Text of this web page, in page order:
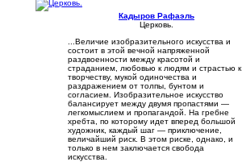
Кадыров Рафаэль
Церковь.
...Величие изобразительного искусства и
состоит в этой вечной напряженной
раздвоенности между красотой и
страданием, любовью к людям и страстью к
творчеству, мукой одиночества и
раздражением от толпы, бунтом и
согласием. Изобразительное искусство
балансирует между двумя пропастями —
легкомыслием и пропагандой. На гребне
хребта, по которому идет вперед большой
художник, каждый шаг — приключение,
величайший риск. В этом риске, однако, и
только в нем заключается свобода
искусства.